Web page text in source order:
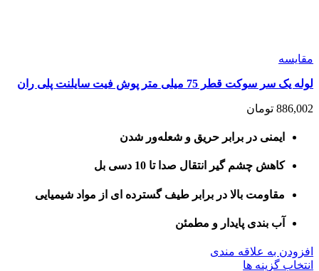
مقايسه
لوله یک سر سوکت قطر 75 میلی متر پوش فیت سایلنت پلی ران
886,002 تومان
ایمنی در برابر حریق و شعله‌ور شدن
کاهش چشم گیر انتقال صدا تا 10 دسی بل
مقاومت بالا در برابر طیف گسترده ای از مواد شیمیایی
آب بندی پایدار و مطمئن
افزودن به علاقه مندی
انتخاب گزینه ها